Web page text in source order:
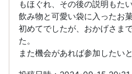
もほぐれ、その後の説明もた
飲み物と可愛い袋に入ったお
初めてでしたが、おかげさま
た。
また機会があれば参加したい